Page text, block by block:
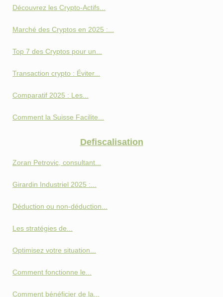
Découvrez les Crypto-Actifs...
Marché des Cryptos en 2025 :...
Top 7 des Cryptos pour un...
Transaction crypto : Éviter...
Comparatif 2025 : Les...
Comment la Suisse Facilite...
Defiscalisation
Zoran Petrovic, consultant...
Girardin Industriel 2025 :...
Déduction ou non-déduction...
Les stratégies de...
Optimisez votre situation...
Comment fonctionne le...
Comment bénéficier de la...